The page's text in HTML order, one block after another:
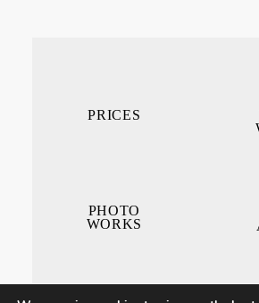
PRICES
PHOTO
WORKS